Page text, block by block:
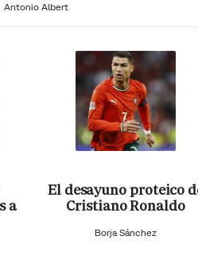
Antonio Albert
a
El desayuno proteico
Cristiano Ronaldo
Borja Sánchez